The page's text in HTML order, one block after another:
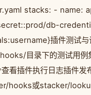
stacks: -
db-
插件测试与
目录下的测试用
插件执行日志插件发
hooks或stacker/